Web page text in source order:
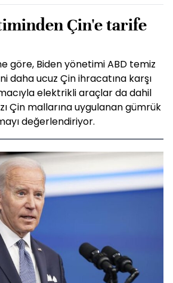
Çin'e tarife
göre, Biden yönetimi ABD temiz
daha ucuz Çin ihracatına karşı
elektrikli araçlar da dahil
Çin mallarına uygulanan gümrük
değerlendiriyor.